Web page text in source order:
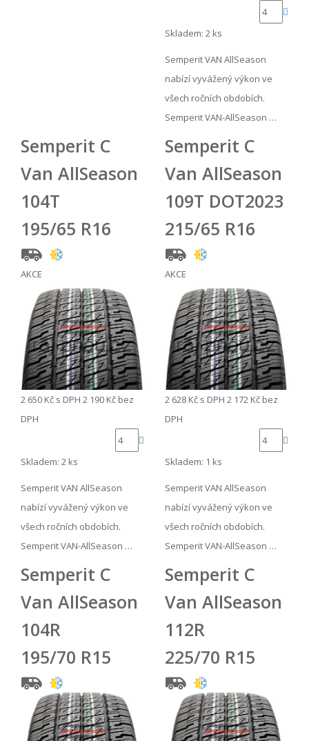
Skladem: 2 ks
Semperit VAN AllSeason
nabízí vyvážený výkon ve
všech ročních obdobích.
Semperit VAN-AllSeason …
Semperit C
Van AllSeason
104T
195/65 R16
AKCE
2 650 Kč s DPH 2 190 Kč bez
DPH
Skladem: 2 ks
Semperit VAN AllSeason
nabízí vyvážený výkon ve
všech ročních obdobích.
Semperit VAN-AllSeason …
Semperit C
Van AllSeason
109T DOT2023
215/65 R16
AKCE
2 628 Kč s DPH 2 172 Kč bez
DPH
Skladem: 1 ks
Semperit VAN AllSeason
nabízí vyvážený výkon ve
všech ročních obdobích.
Semperit VAN-AllSeason …
Semperit C
Van AllSeason
104R
195/70 R15
Semperit C
Van AllSeason
112R
225/70 R15